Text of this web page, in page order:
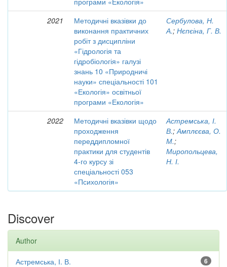
2021
Методичні вказівки до
виконання практичних
робіт з дисципліни
«Гідрологія та
гідробіологія» галузі
знань 10 «Природничі
науки» спеціальності 101
«Екологія» освітньої
програми «Екологія»
Сербулова, Н.
А.; Нєпєіна, Г. В.
2022
Методичні вказівки щодо
проходження
переддипломної
практики для студентів
4-го курсу зі
спеціальності 053
«Психологія»
Астремська, І.
В.;Амплєєва, О.
М.;
Миропольцева,
Н. І.
Discover
Author
6
Астремська, І. В.